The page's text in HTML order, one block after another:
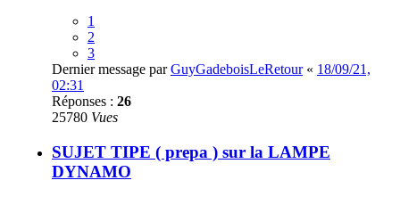
1
2
3
Dernier message parGuyGadeboisLeRetour« 18/09/21,
02:31
Réponses : 26
25780 Vues
SUJET TIPE ( prepa ) sur la LAMPE
DYNAMO